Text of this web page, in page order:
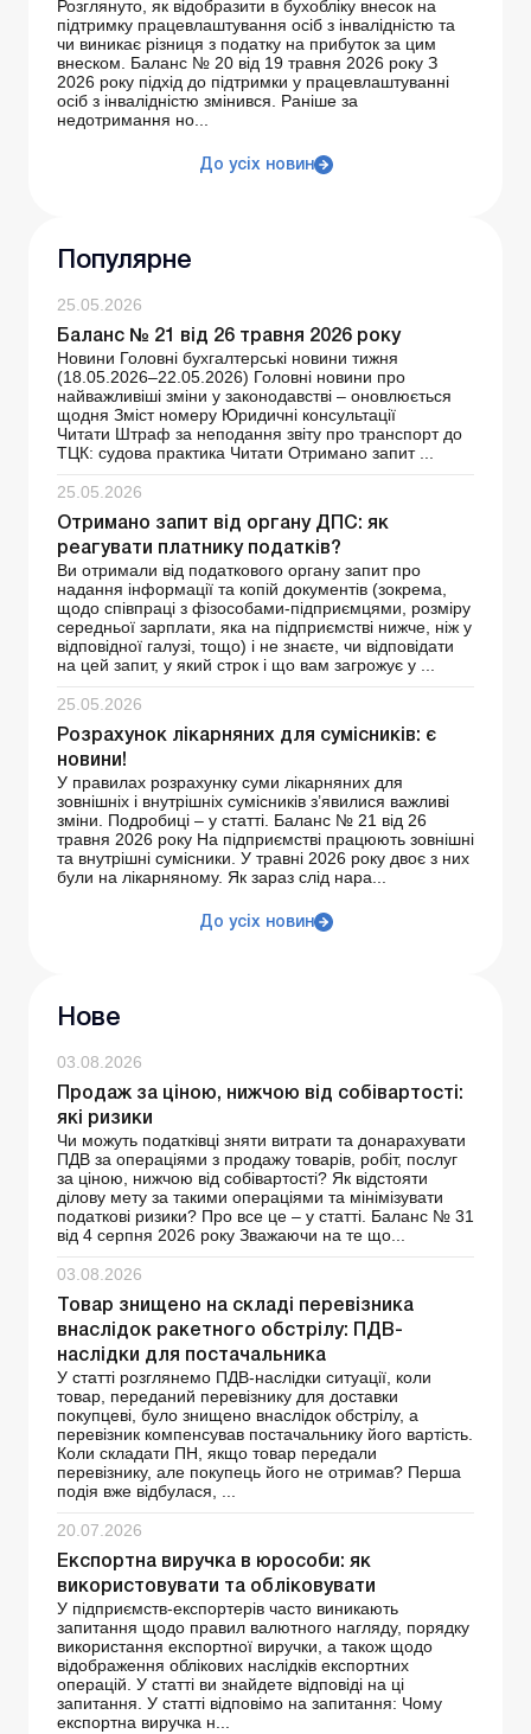
Розглянуто, як відобразити в бухобліку внесок на
підтримку працевлаштування осіб з інвалідністю та
чи виникає різниця з податку на прибуток за цим
внеском. Баланс № 20 від 19 травня 2026 року З
2026 року підхід до підтримки у працевлаштуванні
осіб з інвалідністю змінився. Раніше за
недотримання но...
До усіх новин
Популярне
25.05.2026
Баланс № 21 від 26 травня 2026 року
Новини Головні бухгалтерські новини тижня
(18.05.2026–22.05.2026) Головні новини про
найважливіші зміни у законодавстві – оновлюється
щодня Зміст номеру Юридичні консультації
Читати Штраф за неподання звіту про транспорт до
ТЦК: судова практика Читати Отримано запит ...
25.05.2026
Отримано запит від органу ДПС: як
реагувати платнику податків?
Ви отримали від податкового органу запит про
надання інформації та копій документів (зокрема,
щодо співпраці з фізособами-підприємцями, розміру
середньої зарплати, яка на підприємстві нижче, ніж у
відповідної галузі, тощо) і не знаєте, чи відповідати
на цей запит, у який строк і що вам загрожує у ...
25.05.2026
Розрахунок лікарняних для сумісників: є
новини!
У правилах розрахунку суми лікарняних для
зовнішніх і внутрішніх сумісників з’явилися важливі
зміни. Подробиці – у статті. Баланс № 21 від 26
травня 2026 року На підприємстві працюють зовнішні
та внутрішні сумісники. У травні 2026 року двоє з них
були на лікарняному. Як зараз слід нара...
До усіх новин
Нове
03.08.2026
Продаж за ціною, нижчою від собівартості:
які ризики
Чи можуть податківці зняти витрати та донарахувати
ПДВ за операціями з продажу товарів, робіт, послуг
за ціною, нижчою від собівартості? Як відстояти
ділову мету за такими операціями та мінімізувати
податкові ризики? Про все це – у статті. Баланс № 31
від 4 серпня 2026 року Зважаючи на те що...
03.08.2026
Товар знищено на складі перевізника
внаслідок ракетного обстрілу: ПДВ-
наслідки для постачальника
У статті розглянемо ПДВ-наслідки ситуації, коли
товар, переданий перевізнику для доставки
покупцеві, було знищено внаслідок обстрілу, а
перевізник компенсував постачальнику його вартість.
Коли складати ПН, якщо товар передали
перевізнику, але покупець його не отримав? Перша
подія вже відбулася, ...
20.07.2026
Експортна виручка в юрособи: як
використовувати та обліковувати
У підприємств-експортерів часто виникають
запитання щодо правил валютного нагляду, порядку
використання експортної виручки, а також щодо
відображення облікових наслідків експортних
операцій. У статті ви знайдете відповіді на ці
запитання. У статті відповімо на запитання: Чому
експортна виручка н...